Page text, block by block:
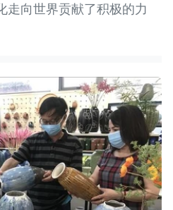
走向世界贡献了积极的力